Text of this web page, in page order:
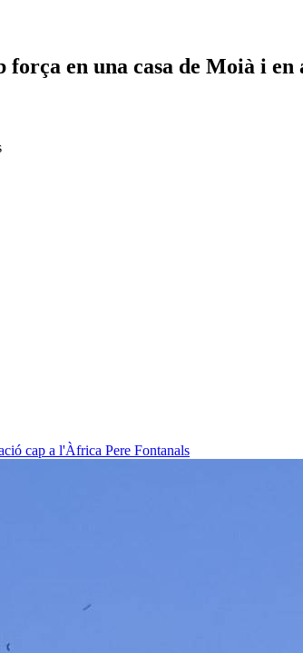
en una casa de Moià i en
cap a l'Àfrica Pere Fontanals